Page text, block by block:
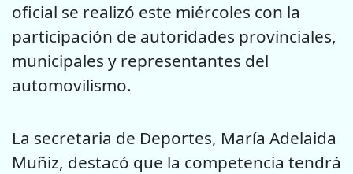
oficial se realizó este miércoles con la
participación de autoridades provinciales,
municipales y representantes del
automovilismo.
La secretaria de Deportes, María Adelaida
Muñiz, destacó que la competencia tendrá